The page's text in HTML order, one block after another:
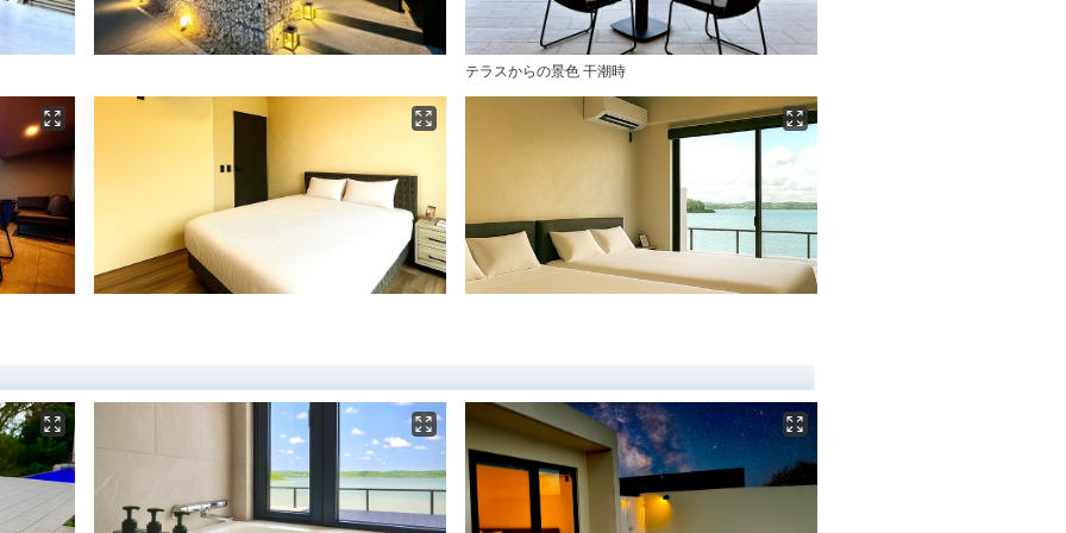
テラスからの景色 干潮時